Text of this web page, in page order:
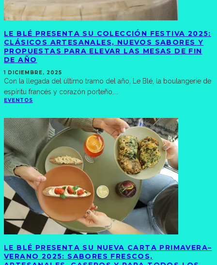
LE BLÉ PRESENTA SU COLECCIÓN FESTIVA 2025:
CLÁSICOS ARTESANALES, NUEVOS SABORES Y
PROPUESTAS PARA ELEVAR LAS MESAS DE FIN
DE AÑO
1 DICIEMBRE, 2025
Con la llegada del último tramo del año, Le Blé, la boulangerie de
espíritu francés y corazón porteño,...
EVENTOS
LE BLÉ PRESENTA SU NUEVA CARTA PRIMAVERA–
VERANO 2025: SABORES FRESCOS,